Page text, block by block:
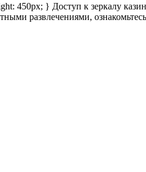
450px; } Доступ к зеркалу
развлечениями,